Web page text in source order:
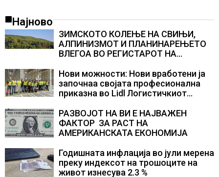
Најново
ЗИМСКОТО КОЛЕЊЕ НА СВИЊИ,
АЛПИНИЗМОТ И ПЛАНИНАРЕЊЕТО
ВЛЕГОА ВО РЕГИСТАРОТ НА
СЛОВЕНИЈА
Нови можности: Нови вработени ја
започнаа својата професионална
приказна во Lidl Логистичкиот
РАЗВОЈОТ НА ВИ Е НАЈВАЖЕН
ФАКТОР ЗА РАСТ НА
АМЕРИКАНСКАТА ЕКОНОМИЈА
Годишната инфлација во јули мерена
преку индексот на трошоците на
живот изнесува 2.3 %